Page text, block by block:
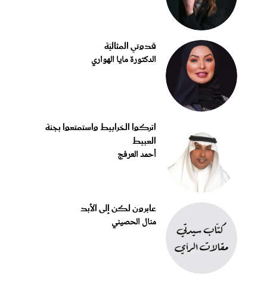
قدوتي المثاليّة
الدكتورة مايا الهواري
اتركوا الخرابيط واستمتعوا بجنة
العبيط
أحمد العرفج
عابرون لكن إلى الأبد
منال الحصيني